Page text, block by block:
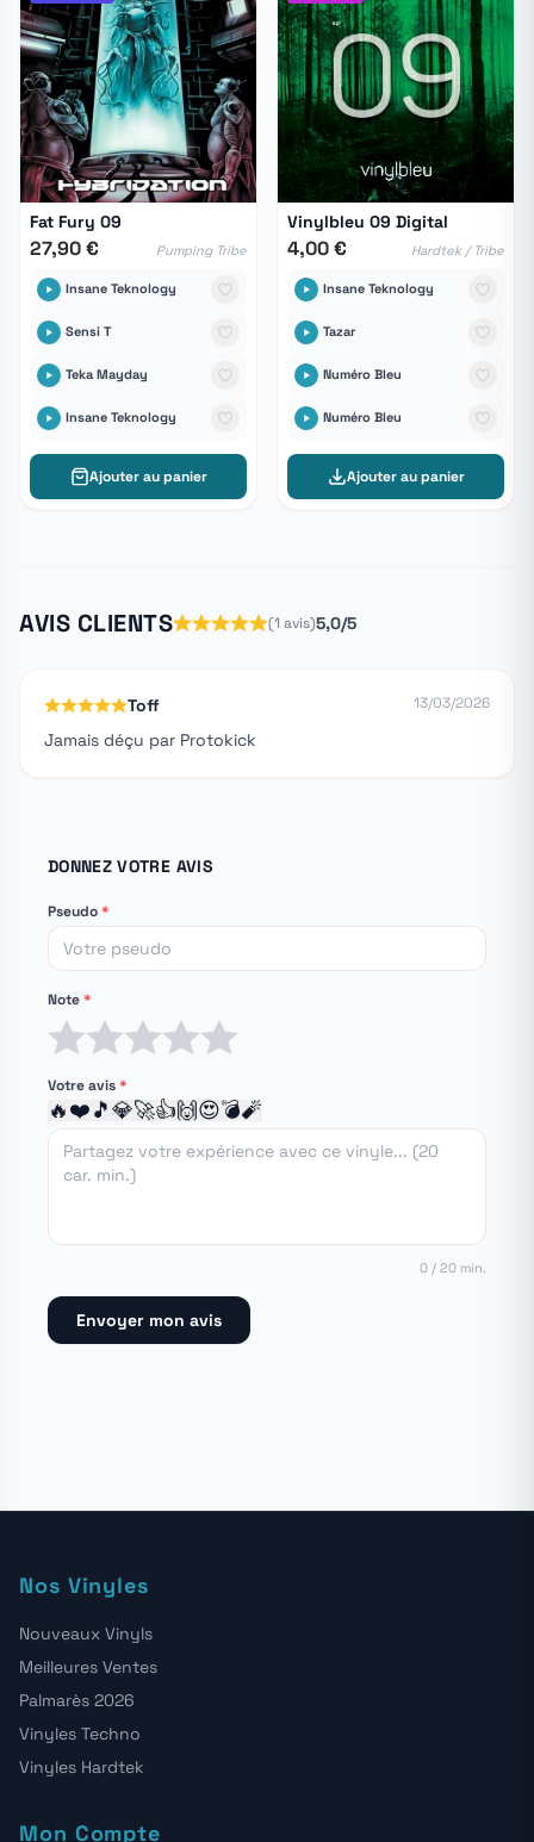
Fat Fury 09
27,90 € Pumping Tribe
Insane Teknology
Sensi T
Teka Mayday
Insane Teknology
Ajouter au panier
Vinylbleu 09 Digital
4,00 € Hardtek / Tribe
Insane Teknology
Tazar
Numéro Bleu
Numéro Bleu
Ajouter au panier
AVIS CLIENTS (1 avis)5,0/5
Toff 13/03/2026
Jamais déçu par Protokick
DONNEZ VOTRE AVIS
Pseudo*
Note*
Votre avis*
🔥❤️🎵💎🚀👍🙌😍💣🧨
0 / 20 min.
Envoyer mon avis
Nos Vinyles
Nouveaux Vinyls
Meilleures Ventes
Palmarès 2026
Vinyles Techno
Vinyles Hardtek
Mon Compte